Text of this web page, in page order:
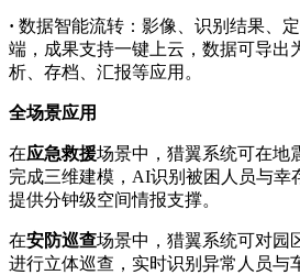
· 数据智能流转：影像、识别结果、
端，成果支持一键上云，数据可导出
析、存档、汇报等应用。
全场景应用
在应急救援场景中，猎翼系统可在地
完成三维建模，AI识别被困人员与幸
提供分钟级空间情报支撑。
在安防巡查场景中，猎翼系统可对园
进行立体巡查，实时识别异常人员与